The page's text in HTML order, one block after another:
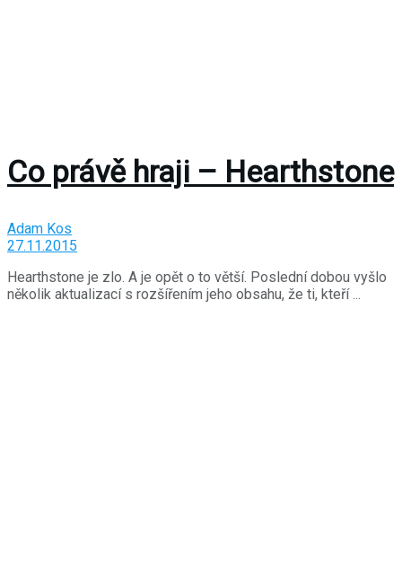
Co právě hraji – Hearthstone
Adam Kos
27.11.2015
Hearthstone je zlo. A je opět o to větší. Poslední dobou vyšlo
několik aktualizací s rozšířením jeho obsahu, že ti, kteří ...